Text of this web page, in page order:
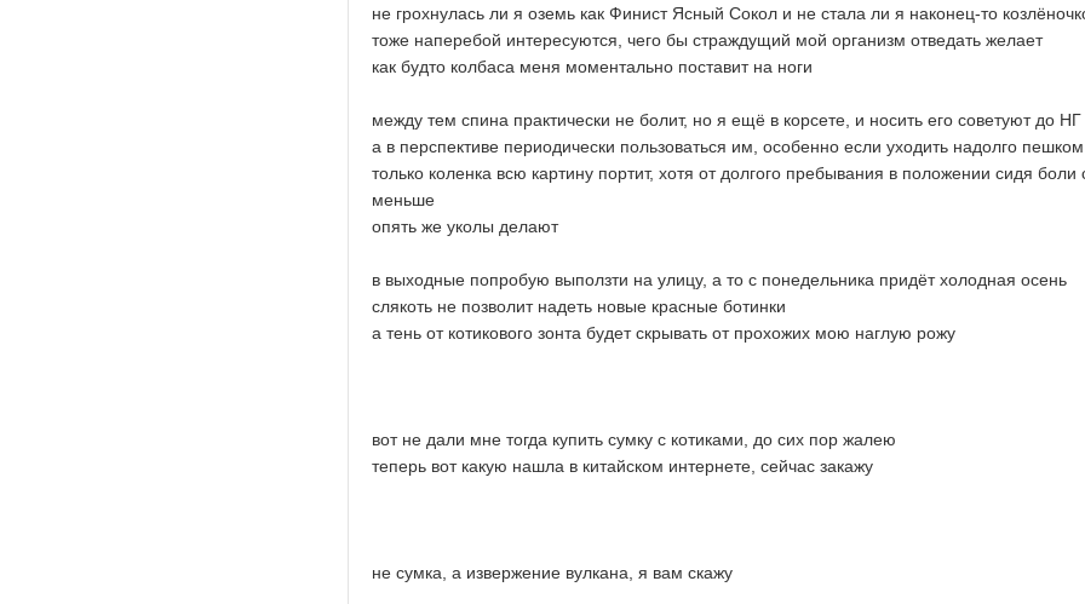
не грохнулась ли я оземь как Финист Ясный Сокол и не стала ли я наконец-то
тоже наперебой интересуются, чего бы страждущий мой организм отведать желает
как будто колбаса меня моментально поставит на ноги
между тем спина практически не болит, но я ещё в корсете, и носить его советуют до НГ
а в перспективе периодически пользоваться им, особенно если уходить надолго пешком
только коленка всю картину портит, хотя от долгого пребывания в положении сидя боли
меньше
опять же уколы делают
в выходные попробую выползти на улицу, а то с понедельника придёт холодная осень
слякоть не позволит надеть новые красные ботинки
а тень от котикового зонта будет скрывать от прохожих мою наглую рожу
вот не дали мне тогда купить сумку с котиками, до сих пор жалею
теперь вот какую нашла в китайском интернете, сейчас закажу
не сумка, а извержение вулкана, я вам скажу